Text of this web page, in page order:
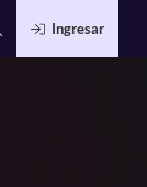
Ingresar